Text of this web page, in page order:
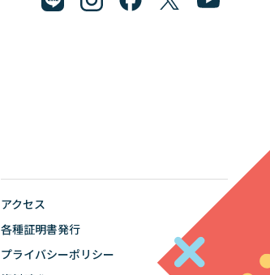
アクセス
各種証明書発行
プライバシーポリシー